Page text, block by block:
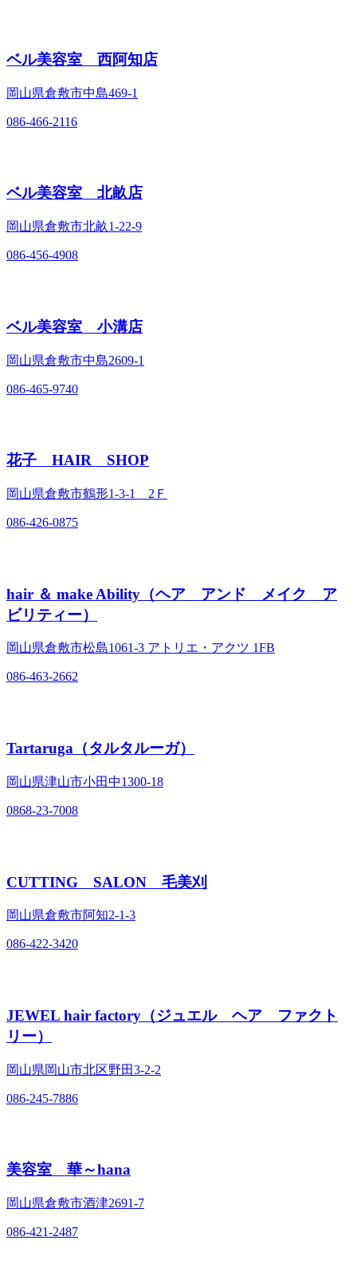
ベル美容室 西阿知店
岡山県倉敷市中島469‐1
086-466-2116
ベル美容室 北畝店
岡山県倉敷市北畝1-22‐9
086-456-4908
ベル美容室 小溝店
岡山県倉敷市中島2609‐1
086-465-9740
花子 HAIR SHOP
岡山県倉敷市鶴形1‐3‐1 2Ｆ
086-426-0875
hair ＆ make Ability（ヘア アンド メイク ア
ビリティー）
岡山県倉敷市松島1061‐3 アトリエ・アクツ 1FB
086-463-2662
Tartaruga（タルタルーガ）
岡山県津山市小田中1300‐18
0868-23-7008
CUTTING SALON 毛美刈
岡山県倉敷市阿知2‐1‐3
086-422-3420
JEWEL hair factory（ジュエル ヘア ファクト
リー）
岡山県岡山市北区野田3‐2‐2
086-245-7886
美容室 華～hana
岡山県倉敷市酒津2691‐7
086-421-2487